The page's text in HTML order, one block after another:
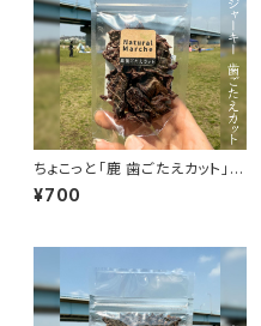
ちょこっと「鹿 歯ごたえカット」ジ
ビエ鹿 おやつ
¥700